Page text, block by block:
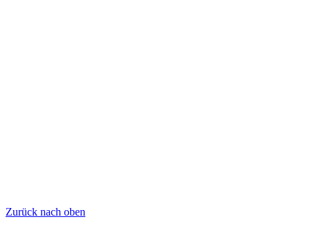
Zurück nach oben